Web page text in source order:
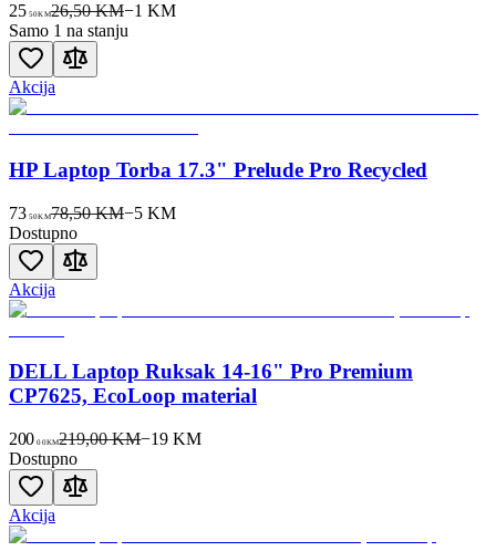
25 50KM26,50 KM−1 KM
Samo 1 na stanju
Akcija
HP Laptop Torba 17.3" Prelude Pro Recycled
73 50KM78,50 KM−5KM
Dostupno
Akcija
DELL Laptop Ruksak 14-16" Pro Premium
CP7625, EcoLoop material
200 00KM219,00 KM−19 KM
Dostupno
Akcija